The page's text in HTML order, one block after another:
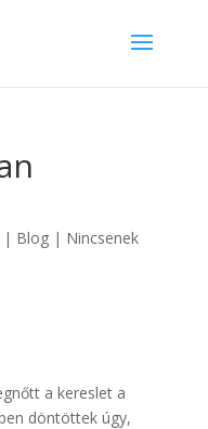
Blog| Nincsenek
a kereslet a
döntöttek úgy,